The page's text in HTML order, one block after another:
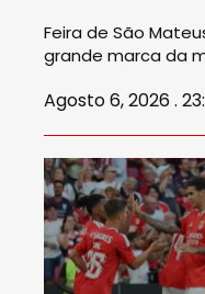
Feira de São
grande marca da
Agosto 6, 2026 .